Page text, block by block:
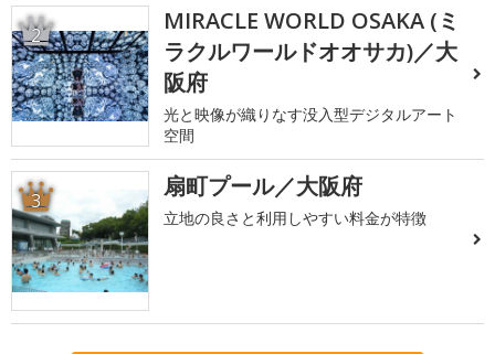
2
MIRACLE WORLD OSAKA (ミ
ラクルワールドオオサカ)／大
阪府
光と映像が織りなす没入型デジタルアート
空間
3 扇町プール／大阪府
立地の良さと利用しやすい料金が特徴